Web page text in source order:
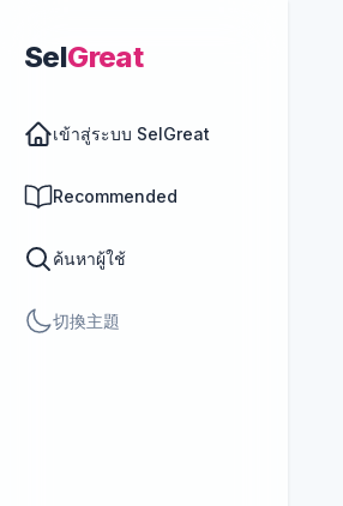
SelGreat
เข้าสู่ระบบ SelGreat
Recommended
ค้นหาผู้ใช้
切換主題